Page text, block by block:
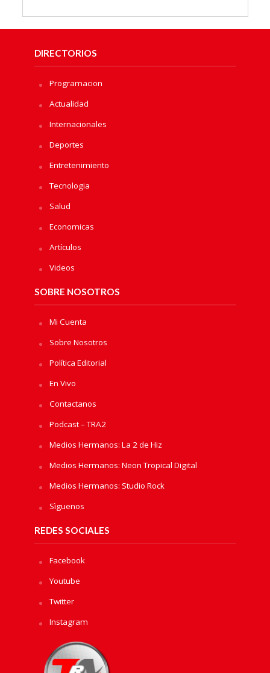
DIRECTORIOS
Programacion
Actualidad
Internacionales
Deportes
Entretenimiento
Tecnologia
Salud
Economicas
Artículos
Videos
SOBRE NOSOTROS
Mi Cuenta
Sobre Nosotros
Política Editorial
En Vivo
Contactanos
Podcast – TRA2
Medios Hermanos: La 2 de Hiz
Medios Hermanos: Neon Tropical Digital
Medios Hermanos: Studio Rock
Sìguenos
REDES SOCIALES
Facebook
Youtube
Twitter
Instagram